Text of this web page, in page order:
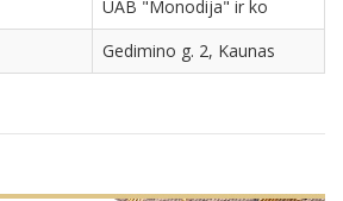
UAB "Monodija" ir ko
Gedimino g. 2, Kaunas